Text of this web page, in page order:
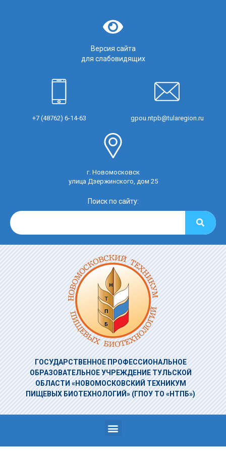
Версия сайта
для слабовидящих
+7 (48762) 6-14-63 gpou.ntpb@tularegion.ru
г. Новомосковск
улица Дзержинского, дом 25
Поиск по сайту:
ГОСУДАРСТВЕННОЕ ПРОФЕССИОНАЛЬНОЕ
ОБРАЗОВАТЕЛЬНОЕ УЧРЕЖДЕНИЕТУЛЬСКОЙ
ОБЛАСТИ «НОВОМОСКОВСКИЙ ТЕХНИКУМ
ПИЩЕВЫХ БИОТЕХНОЛОГИЙ» (ГПОУ ТО «НТПБ»)